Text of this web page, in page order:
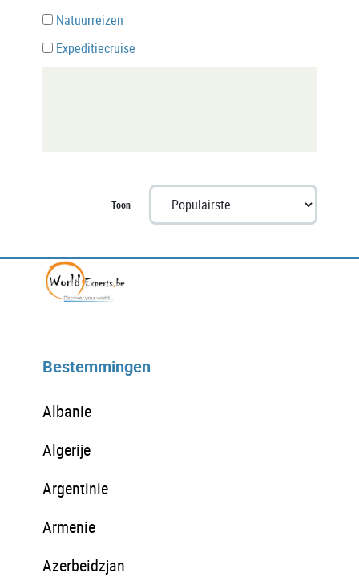
Natuurreizen
Expeditiecruise
Toon
Bestemmingen
Albanie
Algerije
Argentinie
Armenie
Azerbeidzjan